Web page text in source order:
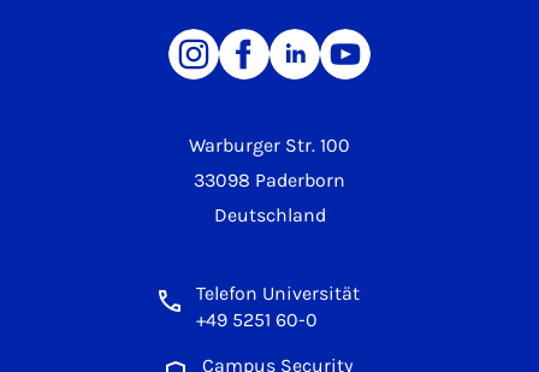
Warburger Str. 100
33098 Paderborn
Deutschland
Telefon Universität
+49 5251 60-0
Campus Security